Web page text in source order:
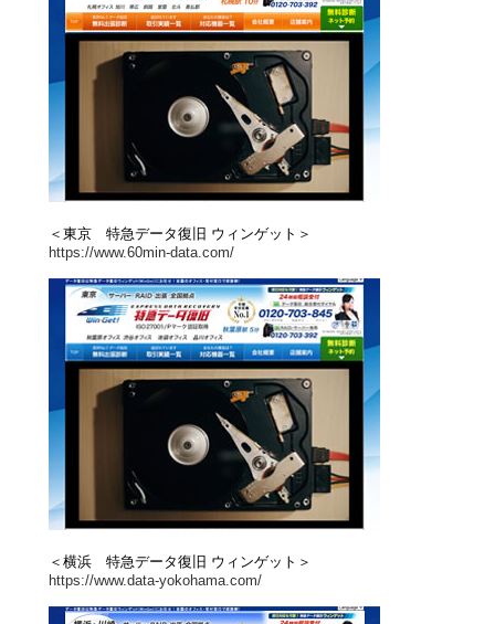
＜東京 特急データ復旧 ウィンゲット＞
https://www.60min-data.com/
＜横浜 特急データ復旧 ウィンゲット＞
https://www.data-yokohama.com/